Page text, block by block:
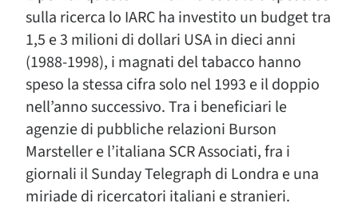
sulla ricerca lo IARC ha investito un budget tra
1,5 e 3 milioni di dollari USA in dieci anni
(1988-1998), i magnati del tabacco hanno
speso la stessa cifra solo nel 1993 e il doppio
nell’anno successivo. Tra i beneficiari le
agenzie di pubbliche relazioni Burson
Marsteller e l’italiana SCR Associati, fra i
giornali il Sunday Telegraph di Londra e una
miriade di ricercatori italiani e stranieri.